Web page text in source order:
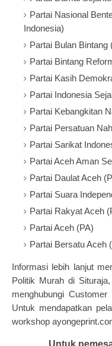
Partai Nasional
Indonesia)
Partai Bulan Bintang
Partai Bintang
Partai Kasih
Partai Indonesia
Partai Kebangkitan
Partai Persatuan
Partai Sarikat
Partai Aceh Aman
Partai Daulat Aceh
Partai Suara
Partai Rakyat Aceh
Partai Aceh (PA)
Partai Bersatu Aceh
Informasi lebih lanjut
Politik Murah di
menghubungi
Untuk mendapatkan
workshop
Untuk